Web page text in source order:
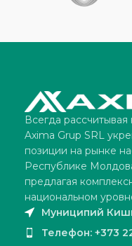
Всегда
Axima Grup SRL
позиции на рынке
Республике
предлагая
национальном
Муниципий
Телефон: +373